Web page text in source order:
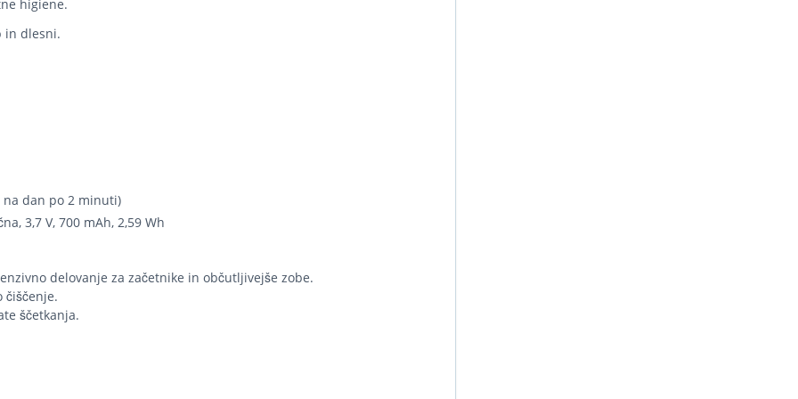
higiene.
in dlesni.
dan po 2 minuti)
3,7 V, 700 mAh, 2,59 Wh
delovanje za začetnike in občutljivejše zobe.
čiščenje.
ščetkanja.